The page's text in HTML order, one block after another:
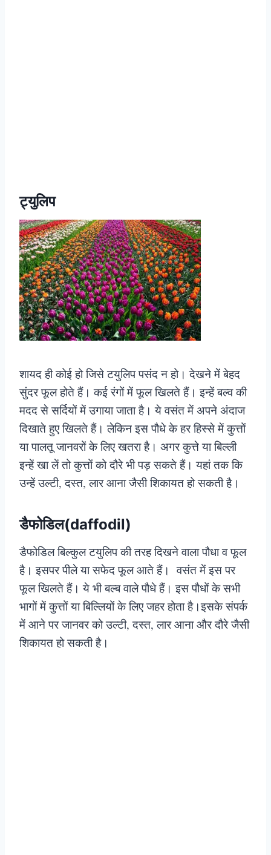
ट्युलिप
शायद ही कोई हो जिसे टयुलिप पसंद न हो। देखने में बेहद
सुंदर फूल होते हैं। कई रंगों में फूल खिलते हैं। इन्हें बल्व की
मदद से सर्दियों में उगाया जाता है। ये वसंत में अपने अंदाज
दिखाते हुए खिलते हैं। लेकिन इस पौधे के हर हिस्से में कुत्तों
या पालतू जानवरों के लिए खतरा है। अगर कुत्ते या बिल्ली
इन्हें खा लें तो कुत्तों को दौरे भी पड़ सकते हैं। यहां तक कि
उन्हें उल्टी, दस्त, लार आना जैसी शिकायत हो सकती है।
डैफोडिल(daffodil)
डैफोडिल बिल्कुल टयुलिप की तरह दिखने वाला पौधा व फूल
है। इसपर पीले या सफेद फूल आते हैं। वसंत में इस पर
फूल खिलते हैं। ये भी बल्ब वाले पौधे हैं। इस पौधों के सभी
भागों में कुत्तों या बिल्लियों के लिए जहर होता है।इसके संपर्क
में आने पर जानवर को उल्टी, दस्त, लार आना और दौरे जैसी
शिकायत हो सकती है।